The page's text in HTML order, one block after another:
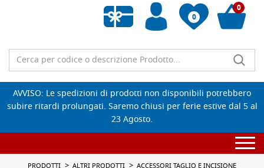
0
Wishlist vuota
0
AVVISO: Le spedizioni di prodotti non disponibili potrebbero
subire ritardi prolungati. Saremo chiusi per ferie estive dal 5 al
23 Agosto.